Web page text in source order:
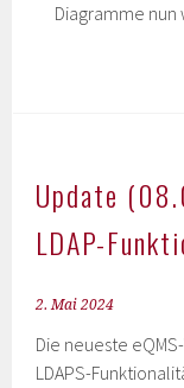
Diagramme
Update
LDAP-
2. Mai 2024
Die neueste
LDAPS-